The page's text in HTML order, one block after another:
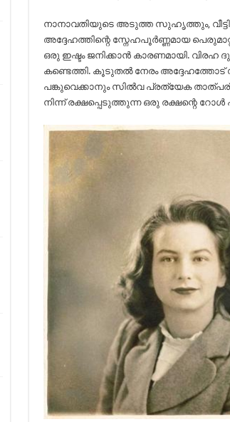
നാനാവതിയുടെ അടുത്ത സുഹൃത്തും,
അദ്ദേഹത്തിന്റെ സ്നേഹപൂര്‍ണ്ണമായ
ഒരു ഇഷ്ടം ജനിക്കാന്‍ കാരണമായി.
കണ്ടെത്തി. കൂടുതല്‍ നേരം അദ്ദേഹത്തോട്
പങ്കുവെക്കാനും സില്‍വ പ്രത്യേക
നിന്ന് രക്ഷപ്പെടുത്തുന്ന ഒരു രക്ഷന്റെ